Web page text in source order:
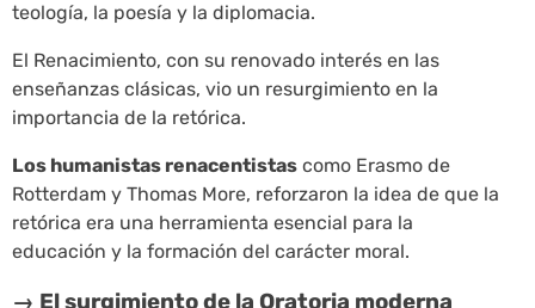
teología, la poesía y la diplomacia.
El Renacimiento, con su renovado interés en las
enseñanzas clásicas, vio un resurgimiento en la
importancia de la retórica.
Los humanistas renacentistas como Erasmo de
Rotterdam y Thomas More, reforzaron la idea de que la
retórica era una herramienta esencial para la
educación y la formación del carácter moral.
→ El surgimiento de la Oratoria moderna